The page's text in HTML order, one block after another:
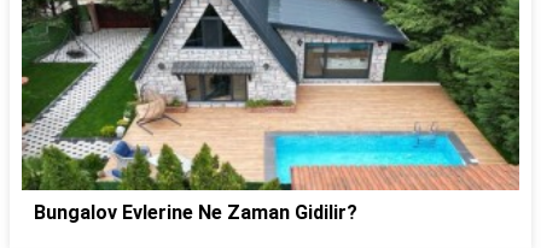
Bungalov Evlerine Ne Zaman Gidilir?